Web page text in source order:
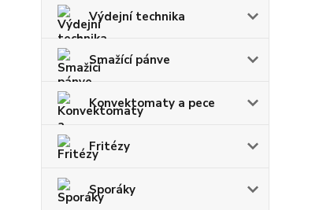
Výdejní technika
Smažící pánve
Konvektomaty a pece
Fritézy
Sporáky